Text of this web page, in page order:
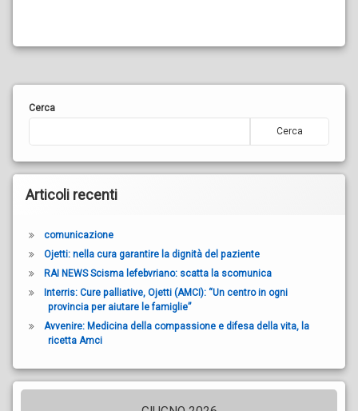
Cerca
Cerca
Articoli recenti
comunicazione
Ojetti: nella cura garantire la dignità del paziente
RAI NEWS Scisma lefebvriano: scatta la scomunica
Interris: Cure palliative, Ojetti (AMCI): “Un centro in ogni
provincia per aiutare le famiglie”
Avvenire: Medicina della compassione e difesa della vita, la
ricetta Amci